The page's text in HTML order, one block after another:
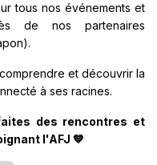
tous nos événements et
de nos partenaires
et découvrir la
à ses racines.
des rencontres et
l'AFJ 💙